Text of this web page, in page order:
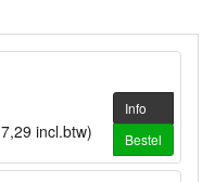
,29 incl.btw)
Info
Bestel